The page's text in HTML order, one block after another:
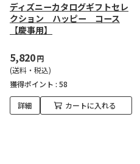
ディズニーカタログギフトセレ
クション ハッピー コース
【慶事用】
5,820円
(送料・税込)
獲得ポイント : 58
詳細 カートに入れる